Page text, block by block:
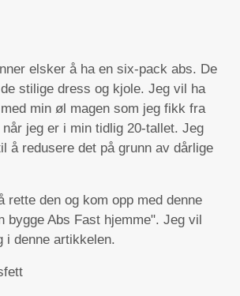
elsker å ha en six-pack abs. De
stilige dress og kjole. Jeg vil ha
min øl magen som jeg fikk fra
jeg er i min tidlig 20-tallet. Jeg
å redusere det på grunn av dårlige
rette den og kom opp med denne
bygge Abs Fast hjemme". Jeg vil
i denne artikkelen.